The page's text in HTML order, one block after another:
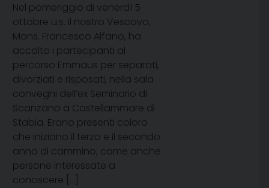
Nel pomeriggio di venerdì 5
ottobre u.s. il nostro Vescovo,
Mons. Francesco Alfano, ha
accolto i partecipanti al
percorso Emmaus per separati,
divorziati e risposati, nella sala
convegni dell’ex Seminario di
Scanzano a Castellammare di
Stabia. Erano presenti coloro
che iniziano il terzo e il secondo
anno di cammino, come anche
persone interessate a
conoscere […]